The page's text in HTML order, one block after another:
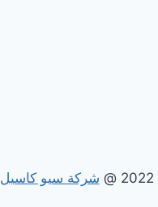
شركة سيو كاسيل